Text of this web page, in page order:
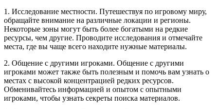
1. Исследование местности. Путешествуя по игровому миру,
обращайте внимание на различные локации и регионы.
Некоторые зоны могут быть более богатыми на редкие
ресурсы, чем другие. Проводите исследования и отмечайте
места, где вы чаще всего находите нужные материалы.
2. Общение с другими игроками. Общение с другими
игроками может также быть полезным и помочь вам узнать о
местах с высокой концентрацией редких ресурсов.
Обменивайтесь информацией и опытом с опытными
игроками, чтобы узнать секреты поиска материалов.